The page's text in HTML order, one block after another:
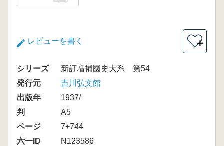
レビューを書く ＋
シリーズ
新訂増補國史大系 第54
発行元
吉川弘文館
出版年
1937/
判
A5
ページ
7+744
六一ID
N123586